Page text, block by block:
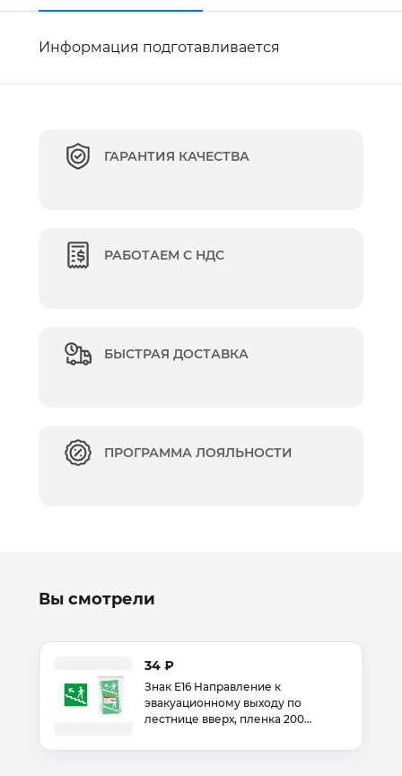
Информация подготавливается
ГАРАНТИЯ КАЧЕСТВА
РАБОТАЕМ С НДС
БЫСТРАЯ ДОСТАВКА
ПРОГРАММА ЛОЯЛЬНОСТИ
Вы смотрели
34 ₽
Знак Е16 Направление к
эвакуационному выходу по
лестнице вверх, пленка 200…